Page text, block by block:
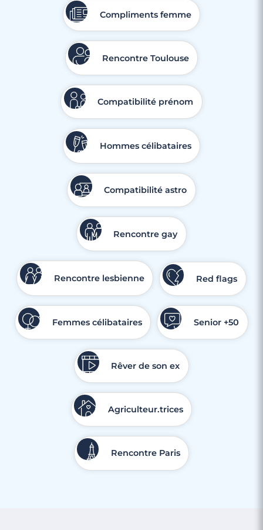
Compliments femme
Rencontre Toulouse
Compatibilité prénom
Hommes célibataires
Compatibilité astro
Rencontre gay
Rencontre lesbienne Red flags
Femmes célibataires Senior +50
Rêver de son ex
Agriculteur.trices
Rencontre Paris